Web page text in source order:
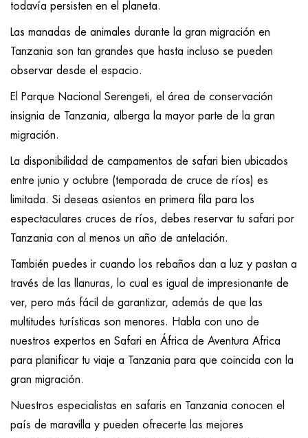
todavía persisten en el planeta.
Las manadas de animales durante la gran migración en
Tanzania son tan grandes que hasta incluso se pueden
observar desde el espacio.
El Parque Nacional Serengeti, el área de conservación
insignia de Tanzania, alberga la mayor parte de la gran
migración.
La disponibilidad de campamentos de safari bien ubicados
entre junio y octubre (temporada de cruce de ríos) es
limitada. Si deseas asientos en primera fila para los
espectaculares cruces de ríos, debes reservar tu safari por
Tanzania con al menos un año de antelación.
También puedes ir cuando los rebaños dan a luz y pastan a
través de las llanuras, lo cual es igual de impresionante de
ver, pero más fácil de garantizar, además de que las
multitudes turísticas son menores. Habla con uno de
nuestros expertos en Safari en África de Aventura Africa
para planificar tu viaje a Tanzania para que coincida con la
gran migración.
Nuestros especialistas en safaris en Tanzania conocen el
país de maravilla y pueden ofrecerte las mejores